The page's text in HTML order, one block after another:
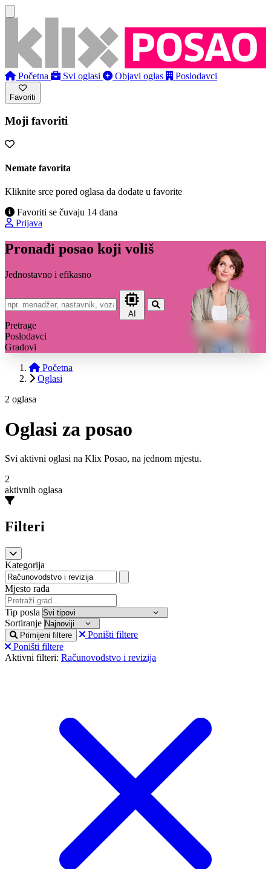
Početna Svi oglasi Objavi oglas Poslodavci
Favoriti
Moji favoriti
Nemate favorita
Kliknite srce pored oglasa da dodate u favorite
Favoriti se čuvaju 14 dana
Prijava
Pronađi posao koji voliš
Jednostavno i efikasno
AI
Pretrage
Poslodavci
Gradovi
Početna
Oglasi
2 oglasa
Oglasi za posao
Svi aktivni oglasi na Klix Posao, na jednom mjestu.
2
aktivnih oglasa
Filteri
Kategorija
Mjesto rada
Tip posla
Sortiranje
Primijeni filtere
Poništi filtere
Poništi filtere
Aktivni filteri: Računovodstvo i revizija